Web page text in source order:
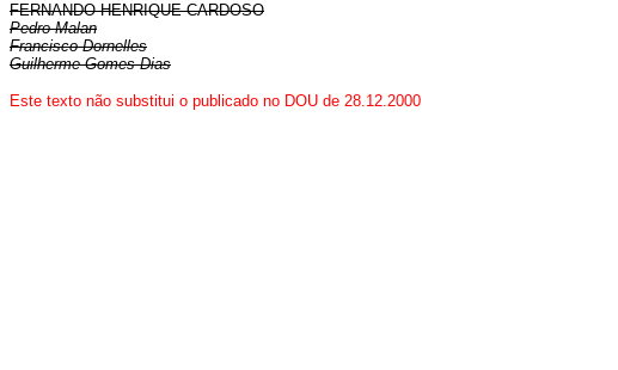
FERNANDO HENRIQUE CARDOSO
Pedro Malan
Francisco Dornelles
Guilherme Gomes Dias
Este texto não substitui o publicado no DOU de 28.12.2000